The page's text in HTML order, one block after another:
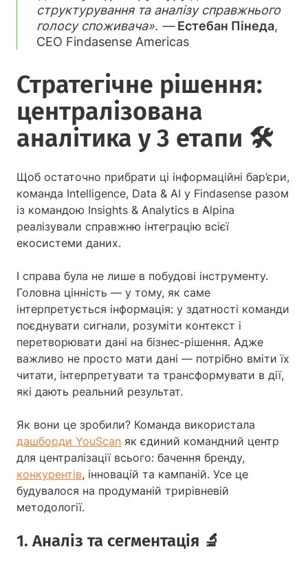
структурування та аналізу справжнього
голосу споживача». — Естебан Пінеда,
CEO Findasense Americas
Стратегічне рішення:
централізована
аналітика у 3 етапи 🛠️
Щоб остаточно прибрати ці інформаційні бар’єри,
команда Intelligence, Data & AI у Findasense разом
із командою Insights & Analytics в Alpina
реалізували справжню інтеграцію всієї
екосистеми даних.
І справа була не лише в побудові інструменту.
Головна цінність — у тому, як саме
інтерпретується інформація: у здатності команди
поєднувати сигнали, розуміти контекст і
перетворювати дані на бізнес-рішення. Адже
важливо не просто мати дані — потрібно вміти їх
читати, інтерпретувати та трансформувати в дії,
які дають реальний результат.
Як вони це зробили? Команда використала
дашборди YouScan як єдиний командний центр
для централізації всього: бачення бренду,
конкурентів, інновацій та кампаній. Усе це
будувалося на продуманій трирівневій
методології.
1. Аналіз та сегментація 🔬